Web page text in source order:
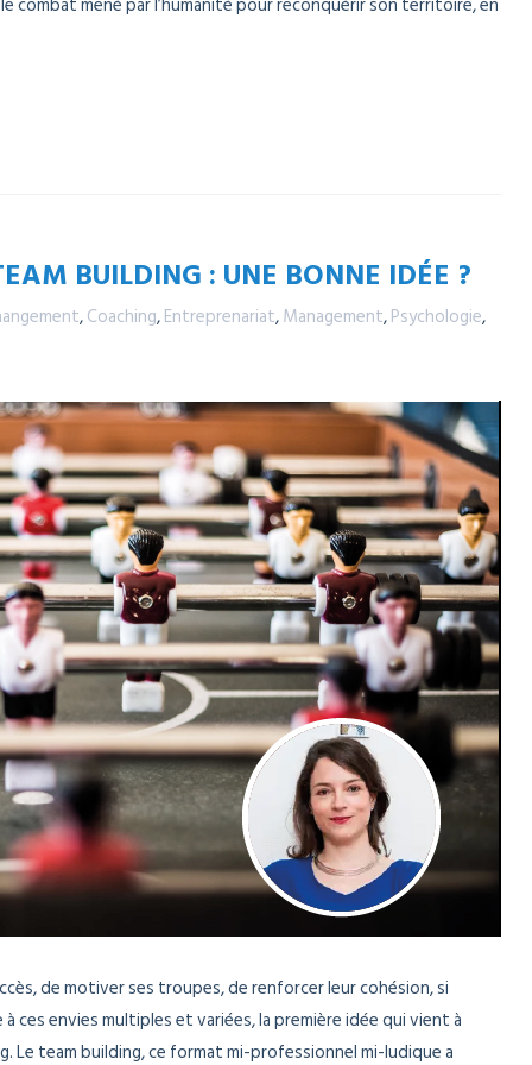
BUILDING : UNE BONNE IDÉE ?
,Coaching,Entreprenariat,Management,Psychologie,
de motiver ses troupes, de renforcer leur cohésion, si
ces envies multiples et variées, la première idée qui vient à
Le team building, ce format mi-professionnel mi-ludique a